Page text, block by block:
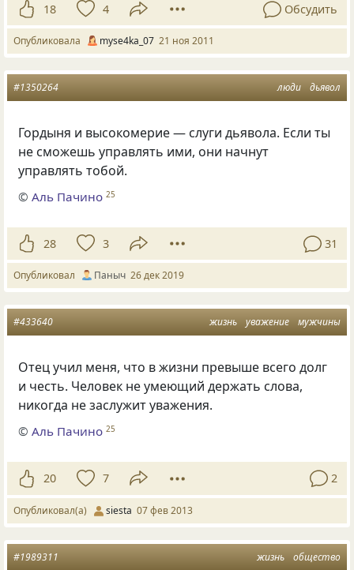
18 4 Обсудить
Опубликовала myse4ka_07 21 ноя 2011
люди дьявол
#1350264
Гордыня и высокомерие — слуги дьявола. Если ты
не сможешь управлять ими, они начнут
управлять тобой.
©Аль Пачино 25
28 3 31
Опубликовал Паныч 26 дек 2019
жизнь уважение мужчины
#433640
Отец учил меня, что в жизни превыше всего долг
и честь. Человек не умеющий держать слова,
никогда не заслужит уважения.
©Аль Пачино 25
20 7 2
Опубликовал(а) siesta 07 фев 2013
жизнь общество
#1989311